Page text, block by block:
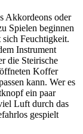
Akkordeons oder
Spielen beginnen
sich Feuchtigkeit.
Instrument
die Steirische
Koffer
kann. Wer es
ein paar
Luft durch das
gespielt